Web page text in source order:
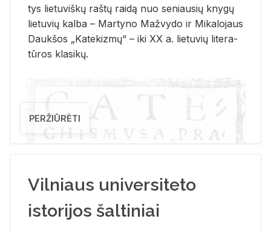
tys lie­tu­viš­kų raš­tų rai­dą nuo se­niau­sių kny­gų
lie­tu­vių kal­ba – Mar­ty­no Ma­žvy­do ir Mi­ka­lo­jaus
Dauk­šos „Ka­te­kiz­mų“ – iki XX a. lie­tu­vių li­te­ra­
tū­ros kla­si­kų.
PERŽIŪRĖTI
Vilniaus universiteto
istorijos šaltiniai